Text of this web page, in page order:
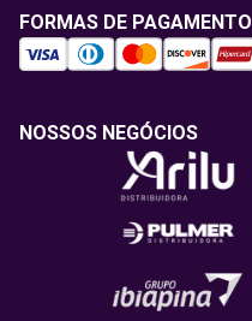
FORMAS DE PAGAMENTO
NOSSOS NEGÓCIOS